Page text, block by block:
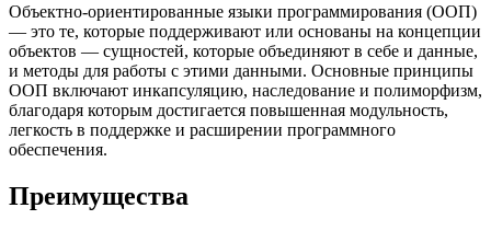
Объектно-ориентированные языки программирования (ООП)
— это те, которые поддерживают или основаны на концепции
объектов — сущностей, которые объединяют в себе и данные,
и методы для работы с этими данными. Основные принципы
ООП включают инкапсуляцию, наследование и полиморфизм,
благодаря которым достигается повышенная модульность,
легкость в поддержке и расширении программного
обеспечения.
Преимущества